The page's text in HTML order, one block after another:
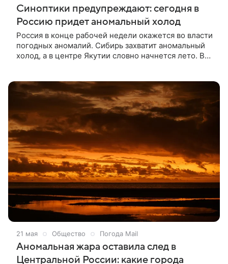
Синоптики предупреждают: сегодня в
Россию придет аномальный холод
Россия в конце рабочей недели окажется во власти
погодных аномалий. Сибирь захватит аномальный
холод, а в центре Якутии словно начнется лето. В
Температура днем окажется ниже климатической
нормы на семь-девять градусов. К похолоданию
прибавятся дожди. В Салехарде термометр
покажет +3 °С, в Омске — +15 °С, в Новосибирске
— +7 °С, в Томске — +4 °С. В ночные и утренние
часы возможны заморозки.
21 мая Общество Погода Mail
Аномальная жара оставила след в
Центральной России: какие города